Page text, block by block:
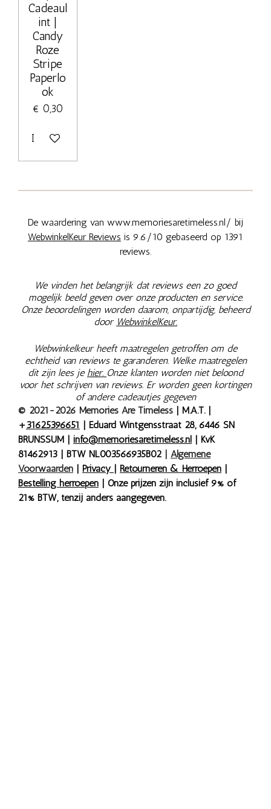
Cadeaul
int |
Candy
Roze
Stripe
Paperlo
ok
€ 0,30
In winkelwagen
De waardering van www.memoriesaretimeless.nl/ bij
WebwinkelKeur Reviews is 9.6/10 gebaseerd op 1391
reviews.
We vinden het belangrijk dat reviews een zo goed
mogelijk beeld geven over onze producten en service.
Onze beoordelingen worden daarom, onpartijdig, beheerd
door WebwinkelKeur.
Webwinkelkeur heeft maatregelen getroffen om de
echtheid van reviews te garanderen. Welke maatregelen
dit zijn lees je hier. Onze klanten worden niet beloond
voor het schrijven van reviews. Er worden geen kortingen
of andere cadeautjes gegeven
© 2021-2026 Memories Are Timeless | M.A.T. |
+31625396651 | Eduard Wintgensstraat 28, 6446 SN
BRUNSSUM | info@memoriesaretimeless.nl | KvK
81462913 | BTW NL003566935B02 | Algemene
Voorwaarden | Privacy | Retourneren & Herroepen |
Bestelling herroepen | Onze prijzen zijn inclusief 9% of
21% BTW, tenzij anders aangegeven.